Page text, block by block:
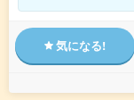
気になる!